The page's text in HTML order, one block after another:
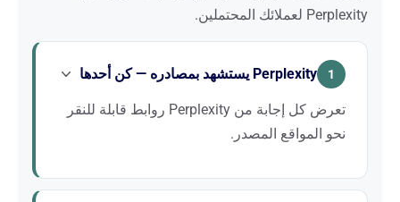
Perplexity لعملائك المحتملين.
Perplexity يستشهد بمصادره — كن أحدها
تعرض كل إجابة من Perplexity روابط قابلة للنقر
نحو المواقع المصدر.
على عكس الذكاءات الاصطناعية الأخرى، يولّد Perplexity